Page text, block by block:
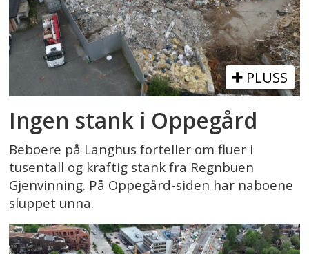
PLUSS
Ingen stank i Oppegård
Beboere på Langhus forteller om fluer i
tusentall og kraftig stank fra Regnbuen
Gjenvinning. På Oppegård-siden har naboene
sluppet unna.